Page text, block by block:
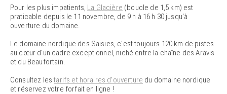
Pour les plus impatients, La Glacière (boucle de 1,5 km) est
praticable depuis le 11 novembre, de 9 h à 16 h 30 jusqu'à
ouverture du domaine.
Le domaine nordique des Saisies, c'est toujours 120 km de pistes
au cœur d'un cadre exceptionnel, niché entre la chaîne des Aravis
et du Beaufortain.
Consultez lestarifs et horaires d'ouverture du domaine nordique
et réservez votre forfait en ligne !